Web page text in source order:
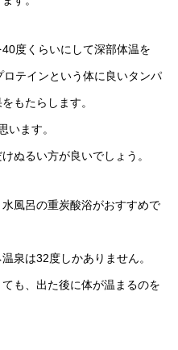
度くらいにして深部体温を
テインという体に良いタンパ
もたらします。
います。
ぬるい方が良いでしょう。
風呂の重炭酸浴がおすすめで
泉は32度しかありません。
も、出た後に体が温まるのを